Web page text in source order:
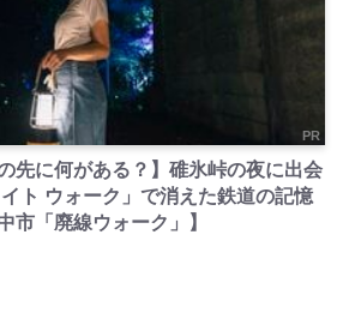
PR
先に何がある？】碓氷峠の夜に出会
ト ウォーク」で消えた鉄道の記憶
市「廃線ウォーク」】